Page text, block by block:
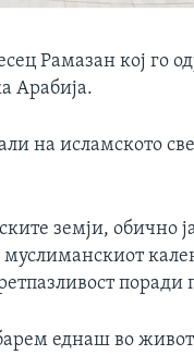
Рамазан кој го
Арабија.
на исламското
земји, обично
поради
барем еднаш во